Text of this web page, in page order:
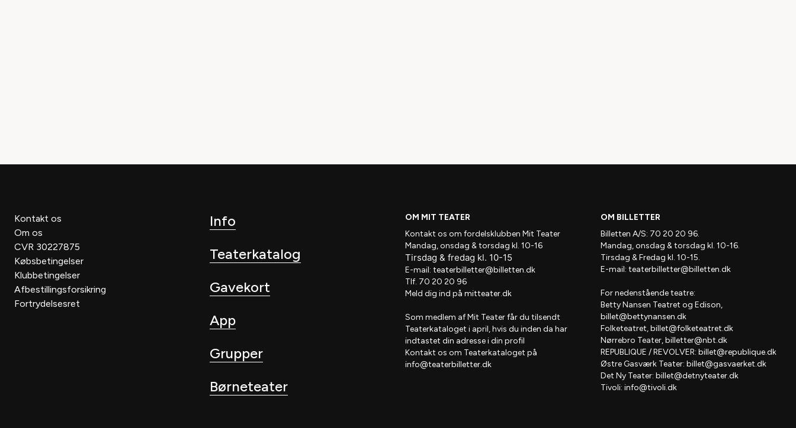
Kontakt os
Om os
CVR 30227875
Købsbetingelser
Klubbetingelser
Afbestillingsforsikring
Fortrydelsesret
Info
Teaterkatalog
Gavekort
App
Grupper
Børneteater
OM MIT TEATER
Kontakt os om fordelsklubben Mit Teater
Mandag, onsdag & torsdag kl. 10-16
Tirsdag & fredag kl. 10-15
E-mail: teaterbilletter@billetten.dk
Tlf. 70 20 20 96
Meld dig ind på mitteater.dk
Som medlem afMit Teaterfår du tilsendt
Teaterkataloget i april, hvis du inden da har
indtastet din adresse i din profil
Kontakt os om Teaterkataloget på
info@teaterbilletter.dk
OM BILLETTER
Billetten A/S: 70 20 20 96.
Mandag, onsdag & torsdag kl. 10-16.
Tirsdag & Fredag kl. 10-15.
E-mail: teaterbilletter@billetten.dk
For nedenstående teatre:
Betty Nansen Teatret og Edison,
billet@bettynansen.dk
Folketeatret,billet@folketeatret.dk
Nørrebro Teater,billetter@nbt.dk
REPUBLIQUE / REVOLVER: billet@republique.dk
Østre Gasværk Teater: billet@gasvaerket.dk
Det Ny Teater: billet@detnyteater.dk
Tivoli: info@tivoli.dk